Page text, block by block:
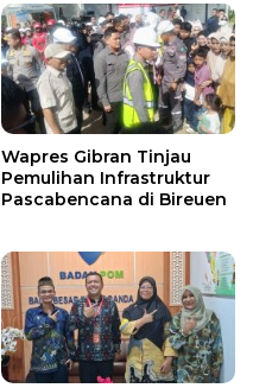
Wapres Gibran Tinjau
Pemulihan Infrastruktur
Pascabencana di Bireuen